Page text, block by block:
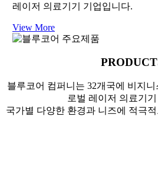
레이저 의료기기 기업입니다.
View More
블루코어 컴퍼니는 32개국에 비지
로벌 레이저 의료기
국가별 다양한 환경과 니즈에 적극